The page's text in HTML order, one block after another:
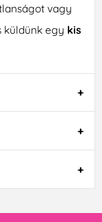
vagy
küldünk egy kis